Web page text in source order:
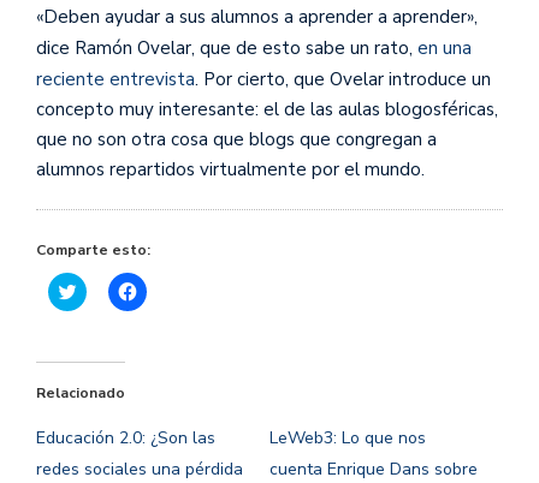
«Deben ayudar a sus alumnos a aprender a aprender»,
dice Ramón Ovelar, que de esto sabe un rato, en una
reciente entrevista. Por cierto, que Ovelar introduce un
concepto muy interesante: el de las aulas blogosféricas,
que no son otra cosa que blogs que congregan a
alumnos repartidos virtualmente por el mundo.
Comparte esto:
Haz
clic
Twitter
abre
una
ventana
nueva)
Haz
clic
una
ventana
Relacionado
Educación 2.0: ¿Son las
redes sociales una pérdida
LeWeb3: Lo que nos
cuenta Enrique Dans sobre